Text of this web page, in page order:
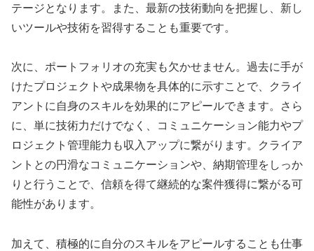
テージとなります。また、最新の技術動向を把握し、新し
いツールや技術を習得することも重要です。
次に、ポートフォリオの充実も欠かせません。過去に手が
けたプロジェクトや成果物を具体的に示すことで、クライ
アントに自身のスキルを効果的にアピールできます。さら
に、単に技術力だけでなく、コミュニケーション能力やプ
ロジェクト管理能力も収入アップに繋がります。クライア
ントとの円滑なコミュニケーションや、納期管理をしっか
りと行うことで、信頼を得て継続的な案件獲得に繋がる可
能性があります。
加えて、積極的に自分のスキルをアピールすることも仕事